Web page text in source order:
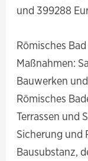
und 399288
Römisches
Maßnahmen:
Bauwerken
Römisches
Terrassen und
Sicherung und
Bausubstanz,